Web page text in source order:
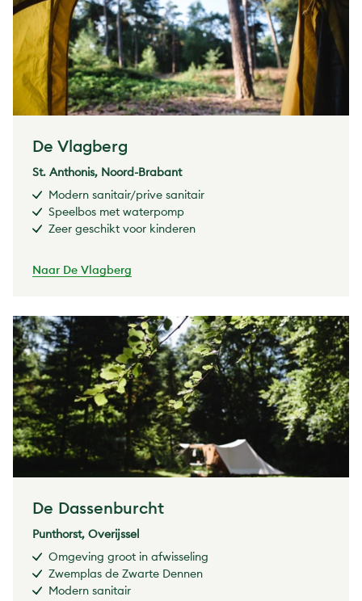
De Vlagberg
St. Anthonis, Noord-Brabant
Modern sanitair/prive sanitair
Speelbos met waterpomp
Zeer geschikt voor kinderen
Naar De Vlagberg
De Dassenburcht
Punthorst, Overijssel
Omgeving groot in afwisseling
Zwemplas de Zwarte Dennen
Modern sanitair